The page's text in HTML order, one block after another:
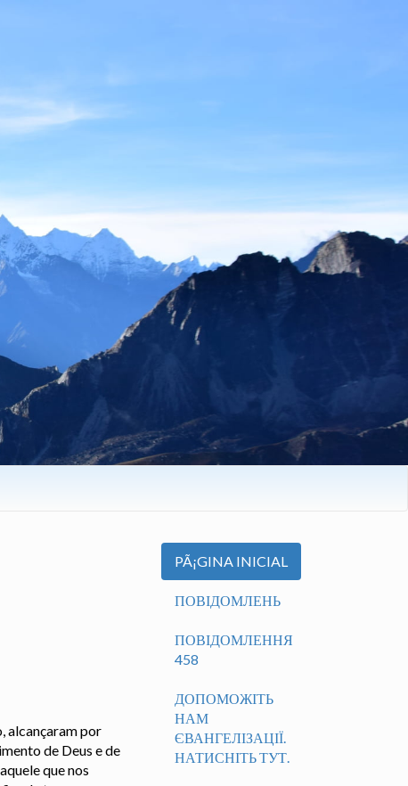
alcançaram por
de Deus e de
que nos
PÃ¡GINA INICIAL
ПОВІДОМЛЕНЬ
ПОВІДОМЛЕННЯ
458
ДОПОМОЖІТЬ
НАМ
ЄВАНГЕЛІЗАЦІЇ.
НАТИСНІТЬ ТУТ.